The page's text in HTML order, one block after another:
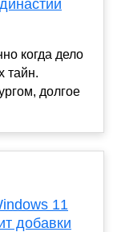
когда дело
тайн.
долгое
11
добавки